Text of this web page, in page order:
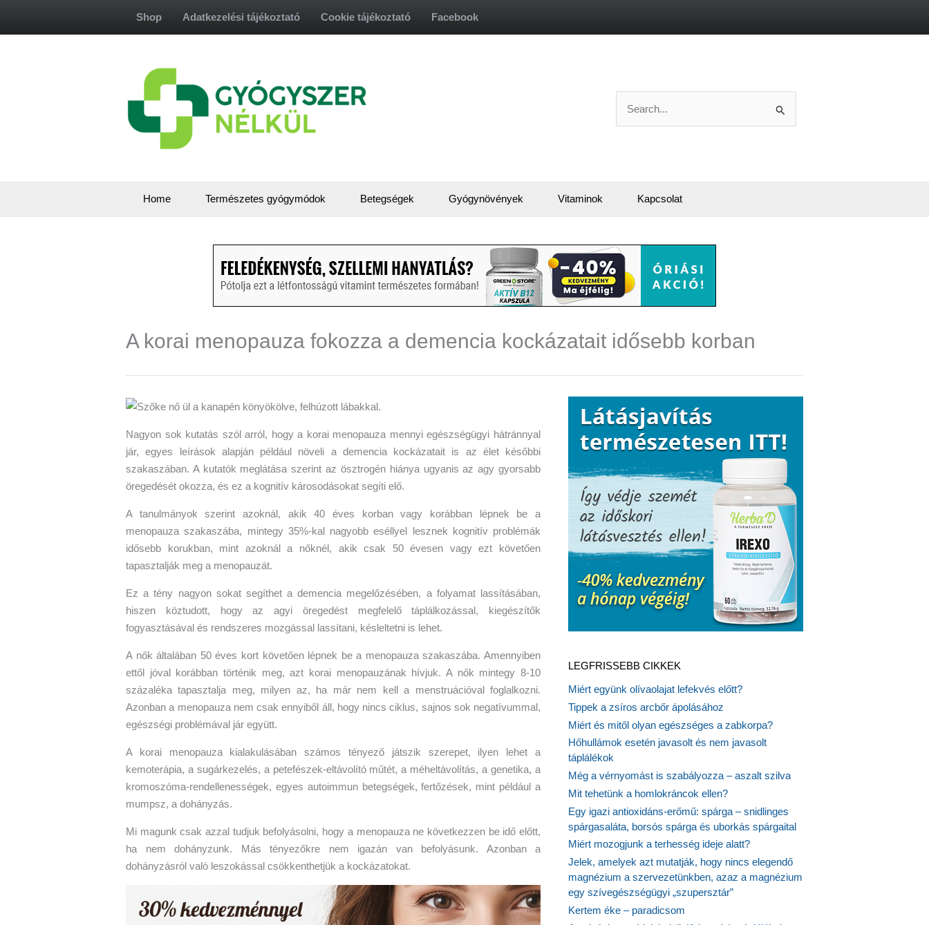
Shop Adatkezelési tájékoztató Cookie tájékoztató Facebook
for:
Home Természetes gyógymódok Betegségek Gyógynövények Vitaminok Kapcsolat
A korai menopauza fokozza a demencia kockázatait idősebb korban
Nagyon sok kutatás szól arról, hogy a korai menopauza mennyi egészségügyi hátránnyal
jár, egyes leírások alapján például növeli a demencia kockázatait is az élet későbbi
szakaszában. A kutatók meglátása szerint az ösztrogén hiánya ugyanis az agy gyorsabb
öregedését okozza, és ez a kognitív károsodásokat segíti elő.
A tanulmányok szerint azoknál, akik 40 éves korban vagy korábban lépnek be a
menopauza szakaszába, mintegy 35%-kal nagyobb eséllyel lesznek kognitív problémák
idősebb korukban, mint azoknál a nőknél, akik csak 50 évesen vagy ezt követően
tapasztalják meg a menopauzát.
Ez a tény nagyon sokat segíthet a demencia megelőzésében, a folyamat lassításában,
hiszen köztudott, hogy az agyi öregedést megfelelő táplálkozással, kiegészítők
fogyasztásával és rendszeres mozgással lassítani, késleltetni is lehet.
A nők általában 50 éves kort követően lépnek be a menopauza szakaszába. Amennyiben
ettől jóval korábban történik meg, azt korai menopauzának hívjuk. A nők mintegy 8-10
százaléka tapasztalja meg, milyen az, ha már nem kell a menstruációval foglalkozni.
Azonban a menopauza nem csak ennyiből áll, hogy nincs ciklus, sajnos sok negatívummal,
egészségi problémával jár együtt.
A korai menopauza kialakulásában számos tényező játszik szerepet, ilyen lehet a
kemoterápia, a sugárkezelés, a petefészek-eltávolító műtét, a méheltávolítás, a genetika, a
kromoszóma-rendellenességek, egyes autoimmun betegségek, fertőzések, mint például a
mumpsz, a dohányzás.
Mi magunk csak azzal tudjuk befolyásolni, hogy a menopauza ne következzen be idő előtt,
ha nem dohányzunk. Más tényezőkre nem igazán van befolyásunk. Azonban a
dohányzásról való leszokással csökkenthetjük a kockázatokat.
LEGFRISSEBB CIKKEK
Miért együnk olívaolajat lefekvés előtt?
Tippek a zsíros arcbőr ápolásához
Miért és mitől olyan egészséges a zabkorpa?
Hőhullámok esetén javasolt és nem javasolt
táplálékok
Még a vérnyomást is szabályozza – aszalt szilva
Mit tehetünk a homlokráncok ellen?
Egy igazi antioxidáns-erőmű: spárga – snidlinges
spárgasaláta, borsós spárga és uborkás spárgaital
Miért mozogjunk a terhesség ideje alatt?
Jelek, amelyek azt mutatják, hogy nincs elegendő
magnézium a szervezetünkben, azaz a magnézium
egy szívegészségügyi „szupersztár”
Kertem éke – paradicsom